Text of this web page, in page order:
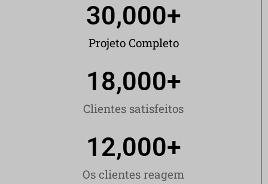
Projeto Completo
30,000+
Clientes satisfeitos
18,000+
Os clientes reagem
12,000+